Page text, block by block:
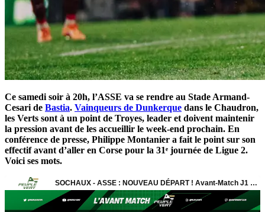
Ce samedi soir à 20h, l’ASSE va se rendre au Stade Armand-
Cesari de Bastia. Vainqueurs de Dunkerque dans le Chaudron,
les Verts sont à un point de Troyes, leader et doivent maintenir
la pression avant de les accueillir le week-end prochain. En
conférence de presse, Philippe Montanier a fait le point sur son
effectif avant d’aller en Corse pour la 31ᵉ journée de Ligue 2.
Voici ses mots.